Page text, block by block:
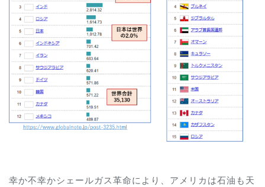
幸か不幸かシェールガス革命により、アメリカは石油も天